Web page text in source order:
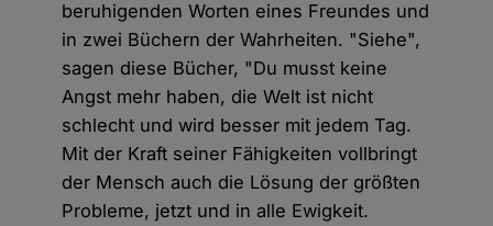
beruhigenden Worten eines Freundes und
in zwei Büchern der Wahrheiten. "Siehe",
sagen diese Bücher, "Du musst keine
Angst mehr haben, die Welt ist nicht
schlecht und wird besser mit jedem Tag.
Mit der Kraft seiner Fähigkeiten vollbringt
der Mensch auch die Lösung der größten
Probleme, jetzt und in alle Ewigkeit.